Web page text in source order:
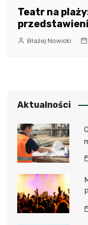
Teatr na
Błażej Nowicki
Aktualności